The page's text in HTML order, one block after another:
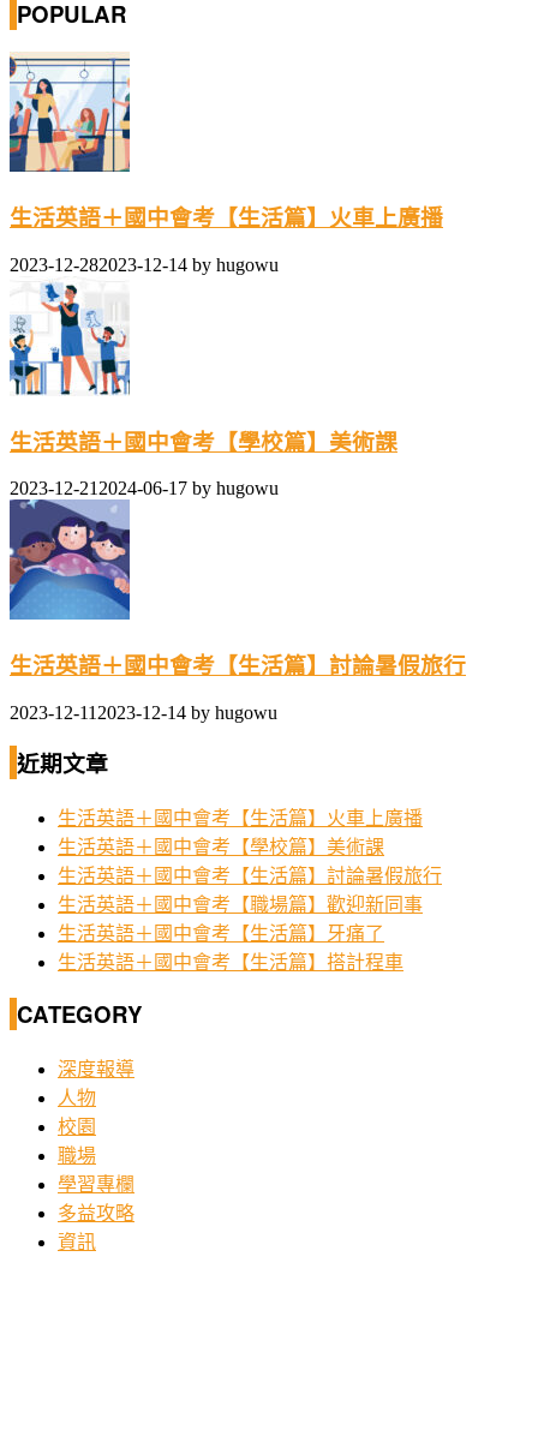
POPULAR
生活英語＋國中會考【生活篇】火車上廣播
2023-12-282023-12-14 by hugowu
生活英語＋國中會考【學校篇】美術課
2023-12-21 2024-06-17 by hugowu
生活英語＋國中會考【生活篇】討論暑假旅行
2023-12-11 2023-12-14 by hugowu
近期文章
生活英語＋國中會考【生活篇】火車上廣播
生活英語＋國中會考【學校篇】美術課
生活英語＋國中會考【生活篇】討論暑假旅行
生活英語＋國中會考【職場篇】歡迎新同事
生活英語＋國中會考【生活篇】牙痛了
生活英語＋國中會考【生活篇】搭計程車
CATEGORY
深度報導
人物
校園
職場
學習專欄
多益攻略
資訊